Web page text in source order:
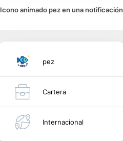
Icono animado pez en una notificación
pez
Cartera
Internacional